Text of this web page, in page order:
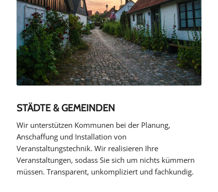
STÄDTE & GEMEINDEN
Wir unterstützen Kommunen bei der Planung,
Anschaffung und Installation von
Veranstaltungstechnik. Wir realisieren Ihre
Veranstaltungen, sodass Sie sich um nichts kümmern
müssen. Transparent, unkompliziert und fachkundig.